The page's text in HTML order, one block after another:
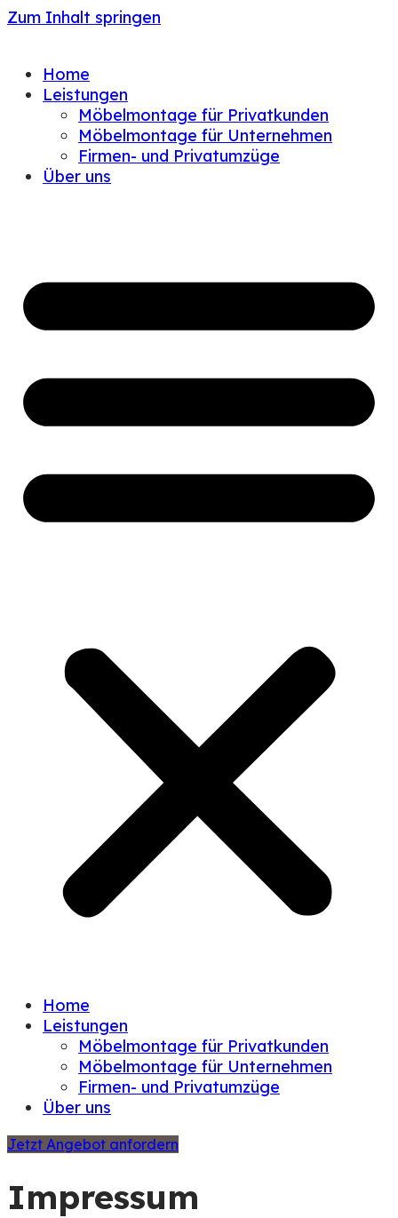
Zum Inhalt springen
Home
Leistungen
Möbelmontage für Privatkunden
Möbelmontage für Unternehmen
Firmen- und Privatumzüge
Über uns
Home
Leistungen
Möbelmontage für Privatkunden
Möbelmontage für Unternehmen
Firmen- und Privatumzüge
Über uns
Jetzt Angebot anfordern
Impressum